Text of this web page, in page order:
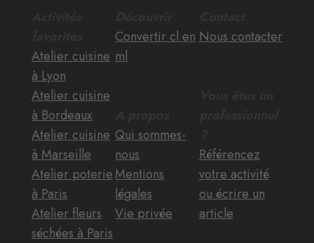
Atelier cuisine
à Lyon
Atelier cuisine
à Bordeaux
Atelier cuisine
à Marseille
Atelier poterie
à Paris
Atelier fleurs
séchées à Paris
Convertir cl en
ml
Qui sommes-
nous
Mentions
légales
Vie privée
Nous contacter
Référencez
votre activité
ou écrire un
article